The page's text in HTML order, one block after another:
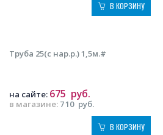
В КОРЗИНУ
Труба 25(с нар.р.) 1,5м.#
в магазине: 710 руб.
на сайте: 675 руб.
В КОРЗИНУ